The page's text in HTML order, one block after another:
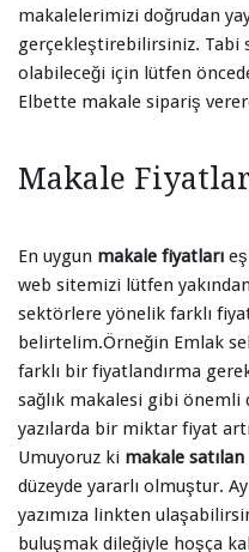
makalelerimizi doğrudan
gerçekleştirebilirsiniz. Tabi
olabileceği için lütfen
Elbette makale sipariş
Makale
En uygun makale fiyatları
web sitemizi lütfen
sektörlere yönelik farklı
belirtelim.Örneğin Emlak
farklı bir fiyatlandırma
sağlık makalesi gibi önemli
yazılarda bir miktar fiyat
Umuyoruz ki makale
düzeyde yararlı olmuştur.
yazımıza linkten
buluşmak dileğiyle hoşça